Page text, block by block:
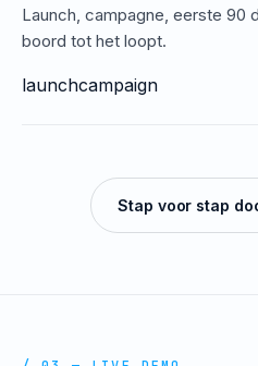
Launch, campagne, eerste 90
boord tot het loopt.
launchcampaign
Stap voor stap